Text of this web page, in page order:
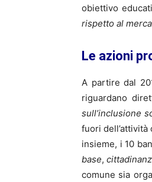
obiettivo
rispetto al
Le azioni
A partire dal
riguardano
sull’inclusione
fuori
insieme, i 10
base,
comune sia